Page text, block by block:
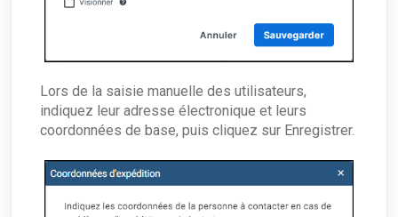
Lors de la saisie manuelle des utilisateurs,
indiquez leur adresse électronique et leurs
coordonnées de base, puis cliquez sur Enregistrer.